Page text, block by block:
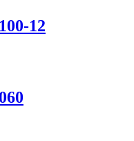
12